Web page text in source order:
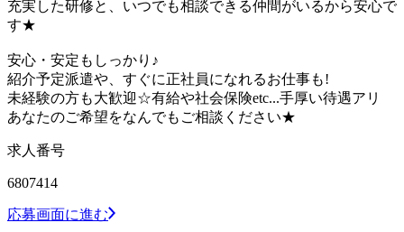
充実した研修と、いつでも相談できる仲間がいるから安心で
す★
安心・安定もしっかり♪
紹介予定派遣や、すぐに正社員になれるお仕事も!
未経験の方も大歓迎☆有給や社会保険etc...手厚い待遇アリ
あなたのご希望をなんでもご相談ください★
求人番号
6807414
応募画面に進む